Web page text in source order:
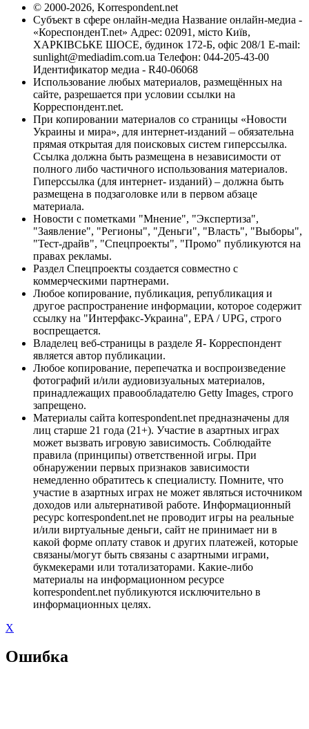
© 2000-2026, Korrespondent.net
Субъект в сфере онлайн-медиа Название онлайн-медиа -
«КореспонденТ.net» Адрес: 02091, місто Київ,
ХАРКІВСЬКЕ ШОСЕ, будинок 172-Б, офіс 208/1 E-mail:
sunlight@mediadim.com.ua Телефон: 044-205-43-00
Идентификатор медиа - R40-06068
Использование любых материалов, размещённых на
сайте, разрешается при условии ссылки на
Корреспондент.net.
При копировании материалов со страницы «Новости
Украины и мира», для интернет-изданий – обязательна
прямая открытая для поисковых систем гиперссылка.
Ссылка должна быть размещена в независимости от
полного либо частичного использования материалов.
Гиперссылка (для интернет- изданий) – должна быть
размещена в подзаголовке или в первом абзаце
материала.
Новости с пометками "Мнение", "Экспертиза",
"Заявление", "Регионы", "Деньги", "Власть", "Выборы",
"Тест-драйв", "Спецпроекты", "Промо" публикуются на
правах рекламы.
Раздел Спецпроекты создается совместно с
коммерческими партнерами.
Любое копирование, публикация, републикация и
другое распространение информации, которое содержит
ссылку на "Интерфакс-Украина", EPA / UPG, строго
воспрещается.
Владелец веб-страницы в разделе Я- Корреспондент
является автор публикации.
Любое копирование, перепечатка и воспроизведение
фотографий и/или аудиовизуальных материалов,
принадлежащих правообладателю Getty Images, строго
запрещено.
Материалы сайта korrespondent.net предназначены для
лиц старше 21 года (21+). Участие в азартных играх
может вызвать игровую зависимость. Соблюдайте
правила (принципы) ответственной игры. При
обнаружении первых признаков зависимости
немедленно обратитесь к специалисту. Помните, что
участие в азартных играх не может являться источником
доходов или альтернативой работе. Информационный
ресурс korrespondent.net не проводит игры на реальные
и/или виртуальные деньги, сайт не принимает ни в
какой форме оплату ставок и других платежей, которые
связаны/могут быть связаны с азартными играми,
букмекерами или тотализаторами. Какие-либо
материалы на информационном ресурсе
korrespondent.net публикуются исключительно в
информационных целях.
X
Ошибка